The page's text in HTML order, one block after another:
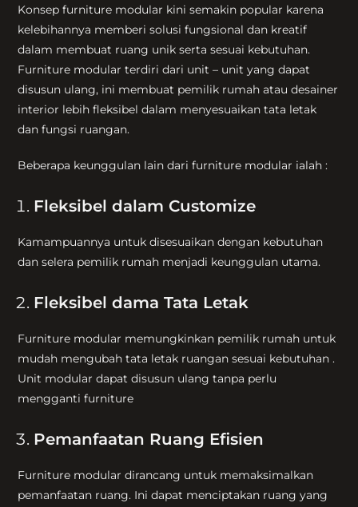
Konsep furniture modular kini semakin popular karena
kelebihannya memberi solusi fungsional dan kreatif
dalam membuat ruang unik serta sesuai kebutuhan.
Furniture modular terdiri dari unit – unit yang dapat
disusun ulang, ini membuat pemilik rumah atau desainer
interior lebih fleksibel dalam menyesuaikan tata letak
dan fungsi ruangan.
Beberapa keunggulan lain dari furniture modular ialah :
Fleksibel dalam Customize
Kamampuannya untuk disesuaikan dengan kebutuhan
dan selera pemilik rumah menjadi keunggulan utama.
Fleksibel dama Tata Letak
Furniture modular memungkinkan pemilik rumah untuk
mudah mengubah tata letak ruangan sesuai kebutuhan .
Unit modular dapat disusun ulang tanpa perlu
mengganti furniture
Pemanfaatan Ruang Efisien
Furniture modular dirancang untuk memaksimalkan
pemanfaatan ruang. Ini dapat menciptakan ruang yang